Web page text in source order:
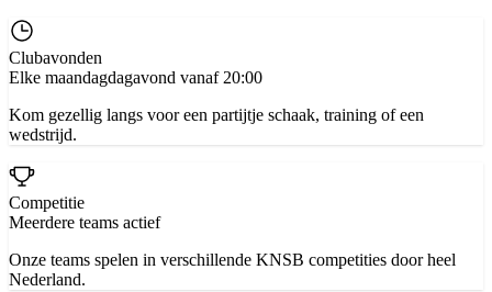
Clubavonden
Elke maandagdagavond vanaf 20:00
Kom gezellig langs voor een partijtje schaak, training of een
wedstrijd.
Competitie
Meerdere teams actief
Onze teams spelen in verschillende KNSB competities door heel
Nederland.